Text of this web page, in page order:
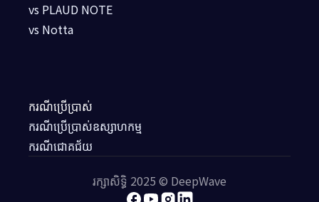
ករណីប្រើប្រាស់
ករណីប្រើប្រាស់ឧស្សាហកម្ម
ករណីជោគជ័យ
vs PLAUD NOTE
vs Notta
រក្សាសិទ្ធិ 2025 © DeepWave